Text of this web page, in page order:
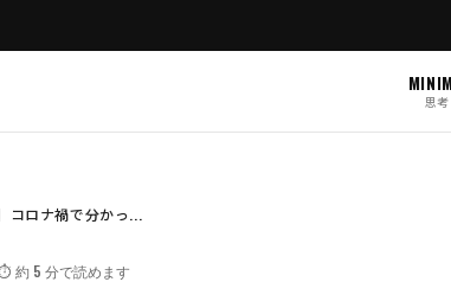
思
コロナ禍で分かっ...
約 5 分で読めます